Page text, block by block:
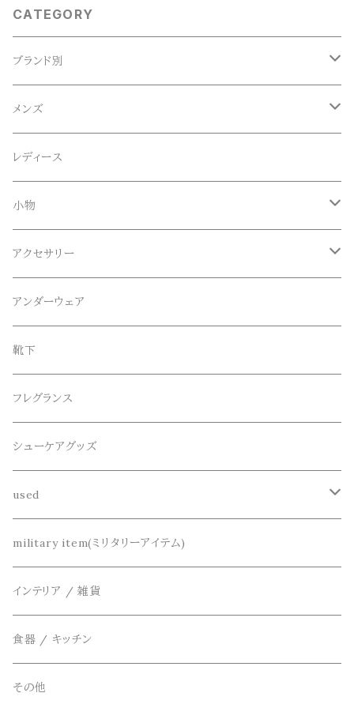
CATEGORY
ブランド別
ACE SNKR(エーススニーカー)
Anapau,Seaing,ANAPAU UG
Blundstone(ブランドストーン)
CameOne(ケイムワン)
CANDY DESIGN&WORKS(CDW)
collonil(コロニル)
CountyComm(カウンティーコム)
decka(デカ)
dros dro(ドロスドロ)
DETAIL(ディティール)
THE FLAVOR DESIGN(ザ フレーバーデザイン)
FOB FACTORY(エフオービーファクトリー)
Four Seasons Garage(FSG)
メンズ
トップス
Tシャツ
ロンT
シャツ
カーディガン
ボトムス
ロング
ショート
セットアップ
シューズ
シューズ
サンダル
レディース
小物
帽子、マフラー、手袋
メガネ、サングラス
ベルト
腕時計
キーアクセサリー
財布、コインケース、マネークリップ
鞄
アクセサリー
リング
ブレスレット、バングル
ネックレス
アンダーウェア
靴下
フレグランス
シューケアグッズ
used
リメイク
アクセサリー
military item(ミリタリーアイテム)
インテリア / 雑貨
食器 / キッチン
その他